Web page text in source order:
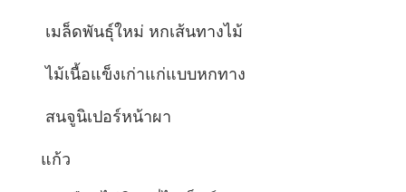
เมล็ดพันธุ์ใหม่ หกเส้นทางไม้
ไม้เนื้อแข็งเก่าแก่แบบหกทาง
สนจูนิเปอร์หน้าผา
แก้ว